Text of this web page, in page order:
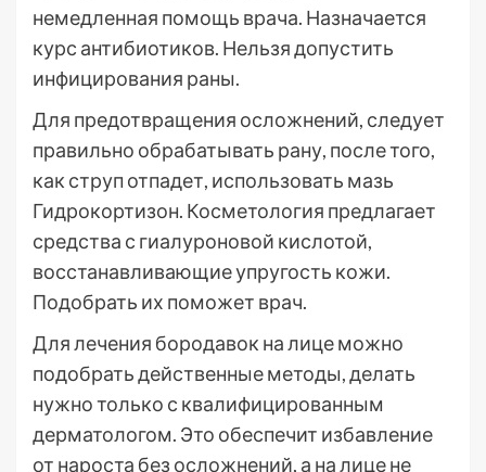
немедленная помощь врача. Назначается
курс антибиотиков. Нельзя допустить
инфицирования раны.
Для предотвращения осложнений, следует
правильно обрабатывать рану, после того,
как струп отпадет, использовать мазь
Гидрокортизон. Косметология предлагает
средства с гиалуроновой кислотой,
восстанавливающие упругость кожи.
Подобрать их поможет врач.
Для лечения бородавок на лице можно
подобрать действенные методы, делать
нужно только с квалифицированным
дерматологом. Это обеспечит избавление
от нароста без осложнений, а на лице не